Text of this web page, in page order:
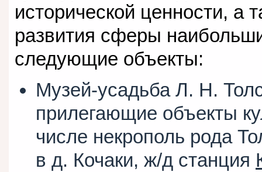
исторической ценности, а
развития сферы
следующие объекты:
Музей-усадьба Л. Н.
прилегающие объекты
числе некрополь рода
в д. Кочаки, ж/д станция